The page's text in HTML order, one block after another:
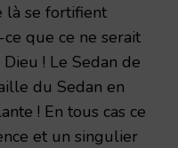
là se fortifient
que ce ne serait
! Le Sedan de
du Sedan en
! En tous cas ce
et un singulier